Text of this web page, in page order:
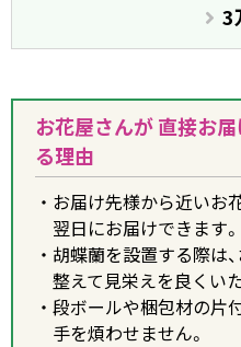
3
お花屋さんが 直接お
る理由
お届け先様から近いお
翌日にお届けできます。
胡蝶蘭を設置する際は
整えて見栄えを良くい
段ボールや梱包材の片
手を煩わせません。